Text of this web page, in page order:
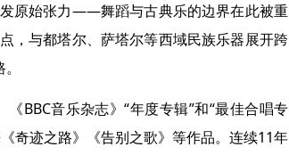
原始张力——舞蹈与古典乐的边界在此被重
，与都塔尔、萨塔尔等西域民族乐器展开跨
BBC音乐杂志》“年度专辑”和“最佳合唱专
奇迹之路》《告别之歌》等作品。连续11年